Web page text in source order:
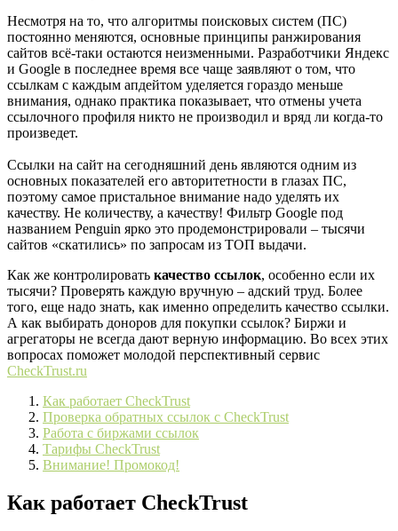
Несмотря на то, что алгоритмы поисковых систем (ПС)
постоянно меняются, основные принципы ранжирования
сайтов всё-таки остаются неизменными. Разработчики Яндекс
и Google в последнее время все чаще заявляют о том, что
ссылкам с каждым апдейтом уделяется гораздо меньше
внимания, однако практика показывает, что отмены учета
ссылочного профиля никто не производил и вряд ли когда-то
произведет.
Ссылки на сайт на сегодняшний день являются одним из
основных показателей его авторитетности в глазах ПС,
поэтому самое пристальное внимание надо уделять их
качеству. Не количеству, а качеству! Фильтр Google под
названием Penguin ярко это продемонстрировали – тысячи
сайтов «скатились» по запросам из ТОП выдачи.
Как же контролировать качество ссылок, особенно если их
тысячи? Проверять каждую вручную – адский труд. Более
того, еще надо знать, как именно определить качество ссылки.
А как выбирать доноров для покупки ссылок? Биржи и
агрегаторы не всегда дают верную информацию. Во всех этих
вопросах поможет молодой перспективный сервис
CheckTrust.ru
Как работает CheckTrust
Проверка обратных ссылок с CheckTrust
Работа с биржами ссылок
Тарифы CheckTrust
Внимание! Промокод!
Как работает CheckTrust